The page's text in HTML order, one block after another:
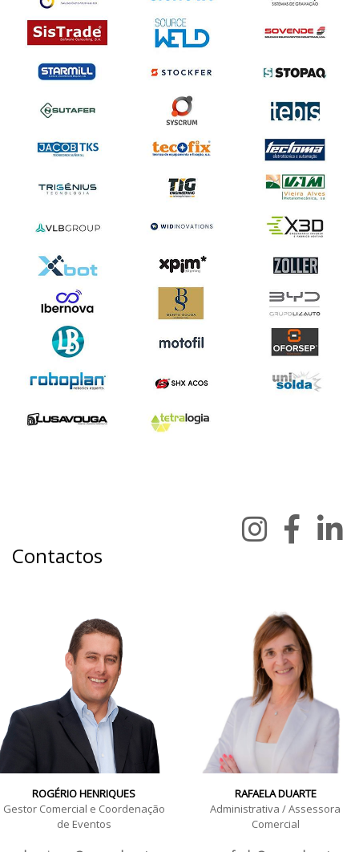
Contactos
ROGÉRIO HENRIQUES
Gestor Comercial e Coordenação
de Eventos
RAFAELA DUARTE
Administrativa / Assessora
Comercial